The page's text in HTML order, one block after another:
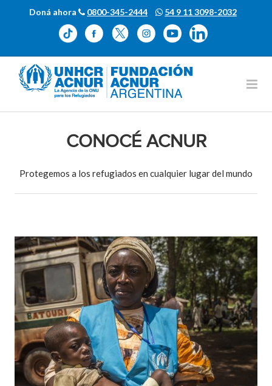
Doná ahora 0800-345-2444 54 9 11 3098-2032
CONOCÉ ACNUR
Protegemos a los refugiados en cualquier lugar del mundo